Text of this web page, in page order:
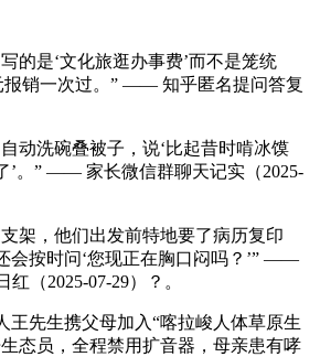
是‘文化旅逛办事费’而不是笼统
报销一次过。” —— 知乎匿名提问答复
洗碗叠被子，说‘比起昔时啃冰馍
’。” —— 家长微信群聊天记实（2025-
，他们出发前特地要了病历复印
会按时问‘您现正在胸口闷吗？’” ——
（2025-07-29）？。
先生携父母加入“喀拉峻人体草原生
态员，全程禁用扩音器，母亲患有哮